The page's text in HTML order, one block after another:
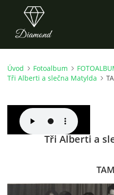
ÚVOD
O NÁS
Úvod Fotoalbum
Tři Alberti a slečna Matylda
Tři Alberti a